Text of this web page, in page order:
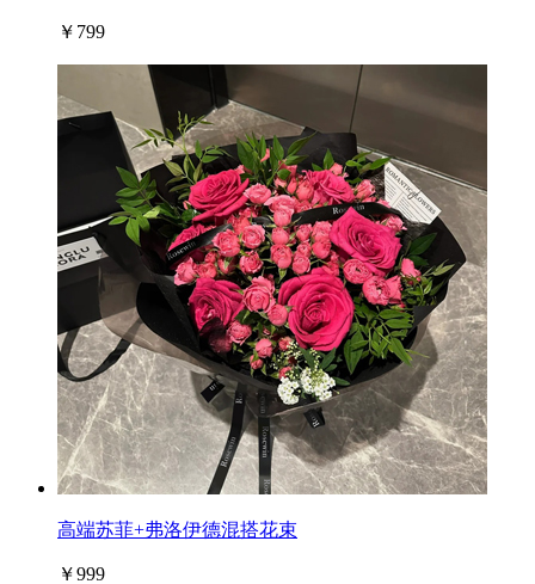
￥799
高端苏菲+弗洛伊德混搭花束
￥999